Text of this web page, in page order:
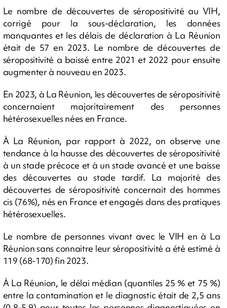
Le nombre de découvertes de séropositivité au VIH,
corrigé pour la sous-déclaration, les données
manquantes et les délais de déclaration à La Réunion
était de 57 en 2023. Le nombre de découvertes de
séropositivité a baissé entre 2021 et 2022 pour ensuite
augmenter à nouveau en 2023.
En 2023, à La Réunion, les découvertes de séropositivité
concernaient majoritairement des personnes
hétérosexuelles nées en France.
À La Réunion, par rapport à 2022, on observe une
tendance à la hausse des découvertes de séropositivité
à un stade précoce et à un stade avancé et une baisse
des découvertes au stade tardif. La majorité des
découvertes de séropositivité concernait des hommes
cis (76%), nés en France et engagés dans des pratiques
hétérosexuelles.
Le nombre de personnes vivant avec le VIH en à La
Réunion sans connaitre leur séropositivité a été estimé à
119 (68-170) fin 2023.
À La Réunion, le délai médian (quantiles 25 % et 75 %)
entre la contamination et le diagnostic était de 2,5 ans